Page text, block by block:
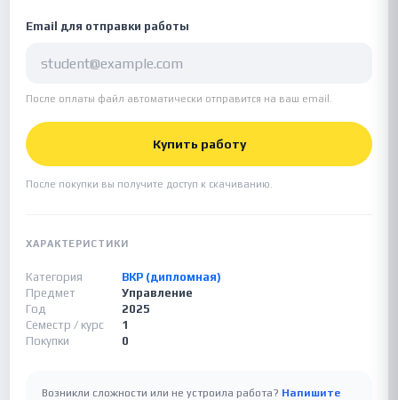
Email для отправки работы
После оплаты файл автоматически отправится на ваш email.
Купить работу
После покупки вы получите доступ к скачиванию.
ХАРАКТЕРИСТИКИ
Категория
ВКР (дипломная)
Предмет
Управление
Год
2025
Семестр / курс
1
Покупки
0
Возникли сложности или не устроила работа? Напишите